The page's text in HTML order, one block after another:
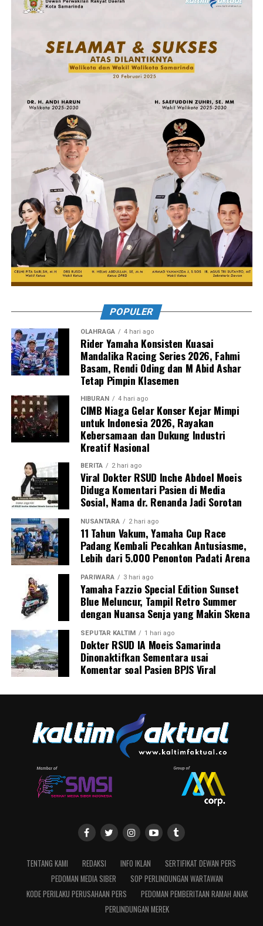
POPULER
OLAHRAGA 4 hari ago
Rider Yamaha Konsisten Kuasai
Mandalika Racing Series 2026, Fahmi
Basam, Rendi Oding dan M Abid Ashar
Tetap Pimpin Klasemen
HIBURAN 4 hari ago
CIMB Niaga Gelar Konser Kejar Mimpi
untuk Indonesia 2026, Rayakan
Kebersamaan dan Dukung Industri
Kreatif Nasional
BERITA 2 hari ago
Viral Dokter RSUD Inche Abdoel Moeis
Diduga Komentari Pasien di Media
Sosial, Nama dr. Renanda Jadi Sorotan
NUSANTARA 2 hari ago
11 Tahun Vakum, Yamaha Cup Race
Padang Kembali Pecahkan Antusiasme,
Lebih dari 5.000 Penonton Padati Arena
PARIWARA 3 hari ago
Yamaha Fazzio Special Edition Sunset
Blue Meluncur, Tampil Retro Summer
dengan Nuansa Senja yang Makin Skena
SEPUTAR KALTIM 1 hari ago
Dokter RSUD IA Moeis Samarinda
Dinonaktifkan Sementara usai
Komentar soal Pasien BPJS Viral
TENTANG KAMI REDAKSI INFO IKLAN
SERTIFIKAT DEWAN PERS
PEDOMAN MEDIA SIBER
SOP PERLINDUNGAN WARTAWAN
KODE PERILAKU PERUSAHAAN PERS
PEDOMAN PEMBERITAAN RAMAH ANAK
PERLINDUNGAN MEREK